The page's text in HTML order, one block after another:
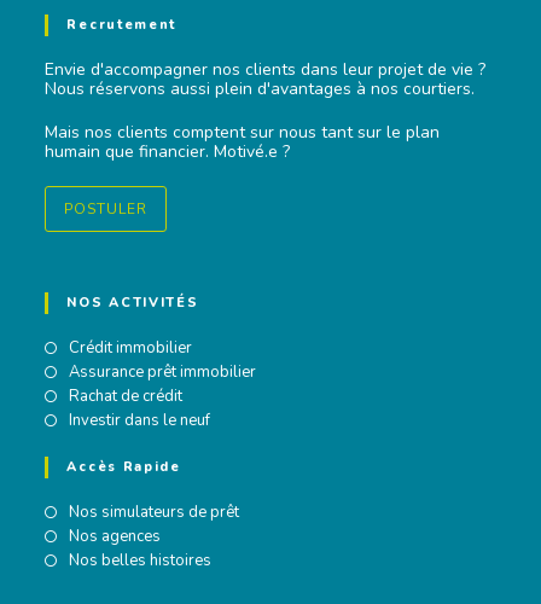
Recrutement
Envie d'accompagner nos clients dans leur projet de vie ?
Nous réservons aussi plein d'avantages à nos courtiers.
Mais nos clients comptent sur nous tant sur le plan
humain que financier. Motivé.e ?
POSTULER
NOS ACTIVITÉS
Crédit immobilier
Assurance prêt immobilier
Rachat de crédit
Investir dans le neuf
Accès Rapide
Nos simulateurs de prêt
Nos agences
Nos belles histoires